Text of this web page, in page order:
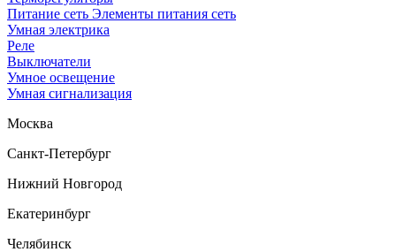
Питание сеть Элементы питания сеть
Умная электрика
Реле
Выключатели
Умное освещение
Умная сигнализация
Москва
Санкт-Петербург
Нижний Новгород
Екатеринбург
Челябинск